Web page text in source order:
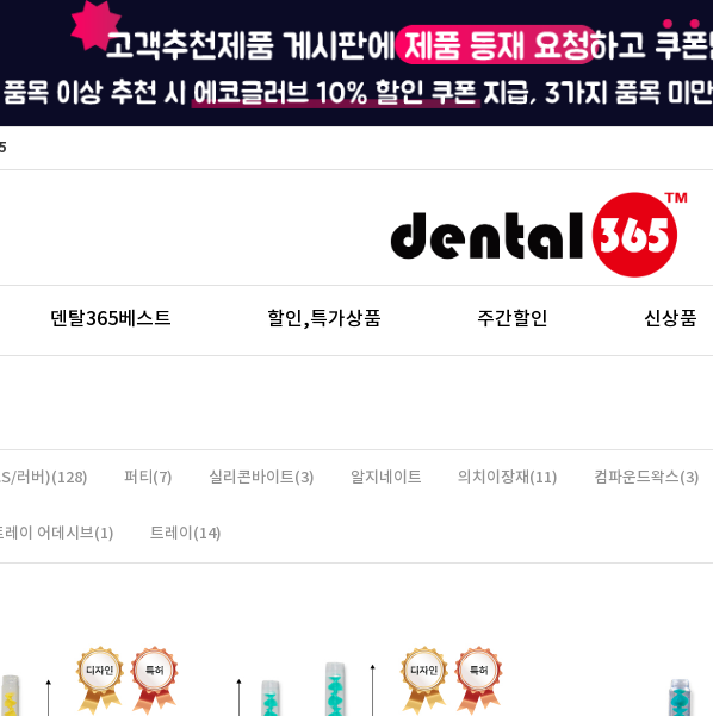
덴탈365베스트 할인,특가상품 주간할인 신상품
러버)(128) 퍼티(7) 실리콘바이트(3) 알지네이트 의치이장재(11) 컴파운드왁스(3)
레이 어데시브(1) 트레이(14)